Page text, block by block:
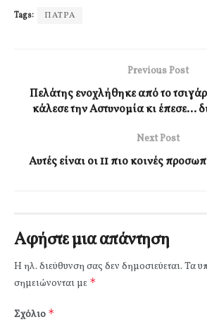
Tags: ΠΑΤΡΑ
Previous Post
Πελάτης ενοχλήθηκε από το
κάλεσε την Αστυνομία κι έπεσε…
Next Post
Αυτές είναι οι 11 πιο κοινές
Αφήστε μια απάντηση
Η ηλ. διεύθυνση σας δεν δημοσιεύεται. Τα
σημειώνονται με *
Σχόλιο *